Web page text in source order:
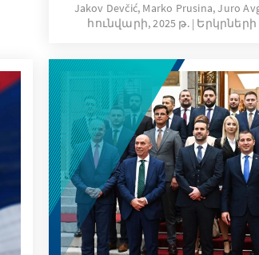
präsidialen Systems. Zoran
mit 74,68 % der Stimmen
der Stimmen auf sich vereinen
Jakov Devčić, Marko Prusina, Juro
հունվարի, 2025 թ. Երկրների